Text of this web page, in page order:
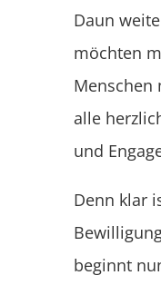
Daun
möchten
Menschen
alle
und
Denn klar
beginnt